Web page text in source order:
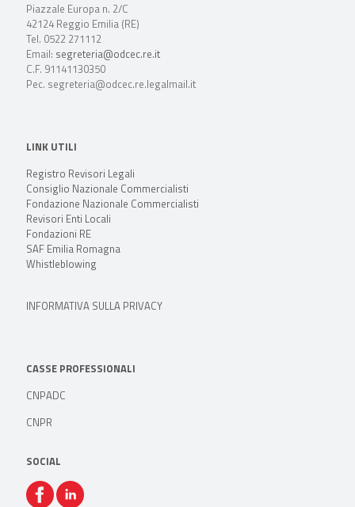
Piazzale Europa n. 2/C
42124 Reggio Emilia (RE)
Tel. 0522 271112
Email: segreteria@odcec.re.it
C.F. 91141130350
Pec. segreteria@odcec.re.legalmail.it
LINK UTILI
Registro Revisori Legali
Consiglio Nazionale Commercialisti
Fondazione Nazionale Commercialisti
Revisori Enti Locali
Fondazioni RE
SAF Emilia Romagna
Whistleblowing
INFORMATIVA SULLA PRIVACY
CASSE PROFESSIONALI
CNPADC
CNPR
SOCIAL